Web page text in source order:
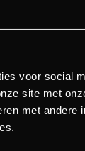
voor social
site met
met andere